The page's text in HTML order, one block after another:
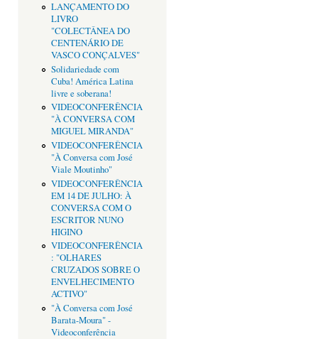
LANÇAMENTO DO
LIVRO
"COLECTÂNEA DO
CENTENÁRIO DE
VASCO CONÇALVES"
Solidariedade com
Cuba! América Latina
livre e soberana!
VIDEOCONFERÊNCIA
"À CONVERSA COM
MIGUEL MIRANDA"
VIDEOCONFERÊNCIA
"À Conversa com José
Viale Moutinho"
VIDEOCONFERÊNCIA
EM 14 DE JULHO: À
CONVERSA COM O
ESCRITOR NUNO
HIGINO
VIDEOCONFERÊNCIA
: "OLHARES
CRUZADOS SOBRE O
ENVELHECIMENTO
ACTIVO"
"À Conversa com José
Barata-Moura" -
Videoconferência